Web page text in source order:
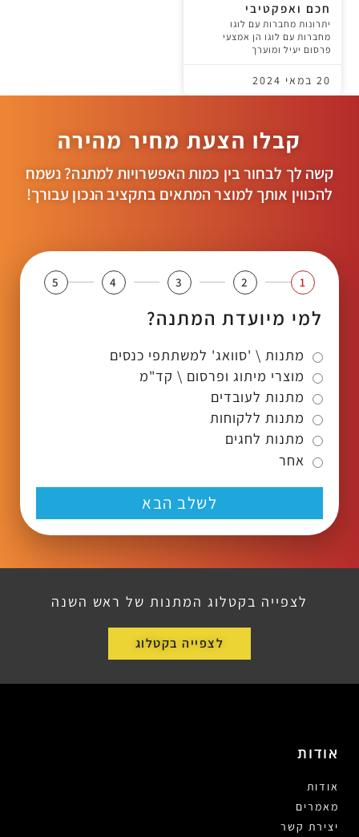
חכם ואפקטיבי
יתרונות מחברות עם לוגו
מחברות עם לוגו הן אמצעי
פרסום יעיל ומוערך
20 במאי 2024
קבלו הצעת מחיר מהירה
קשה לך לבחור בין כמות האפשרויות למתנה? נשמח
להכווין אותך למוצר המתאים בתקציב הנכון עבורך!
1
2
3
4
5
למי מיועדת המתנה?
מתנות \ 'סוואג' למשתתפי כנסים
מוצרי מיתוג ופרסום \ קד"מ
מתנות לעובדים
מתנות ללקוחות
מתנות לחגים
אחר
לשלב הבא
לצפייה בקטלוג המתנות של ראש השנה
לצפייה בקטלוג
אודות
אודות
מאמרים
יצירת קשר